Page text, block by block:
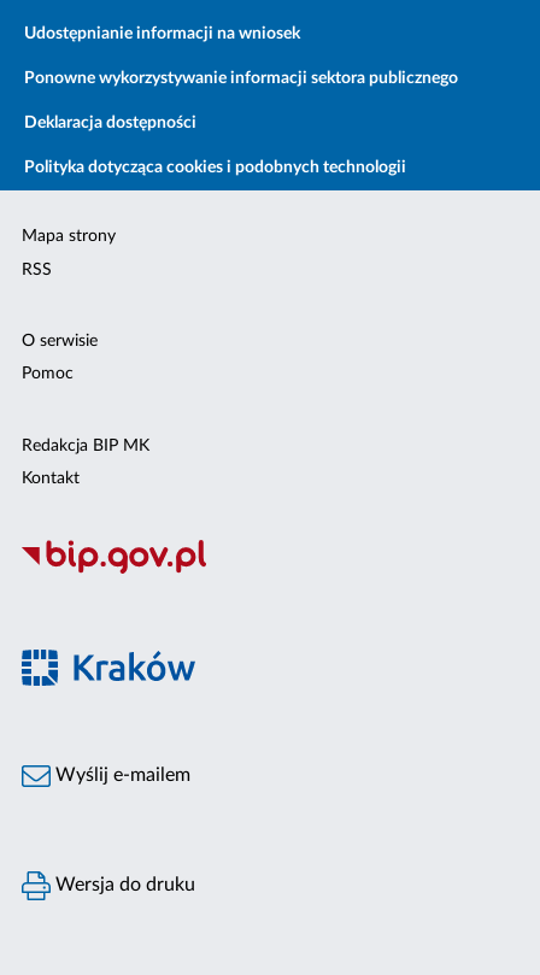
Udostępnianie informacji na wniosek
Ponowne wykorzystywanie informacji sektora publicznego
Deklaracja dostępności
Polityka dotycząca cookies i podobnych technologii
Mapa strony
RSS
O serwisie
Pomoc
Redakcja BIP MK
Kontakt
Wyślij e-mailem
Wersja do druku